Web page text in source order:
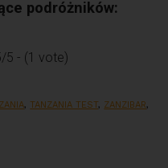
podróżników:
5 - (1 vote)
, TANZANIA TEST, ZANZIBAR,